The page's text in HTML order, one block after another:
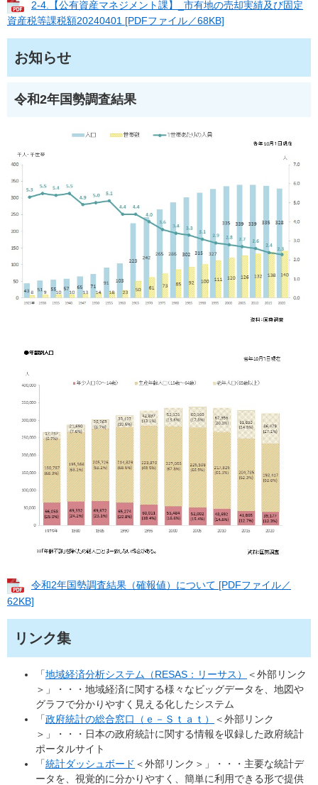
2-4.【公有資産マネジメント課】_市有地の売却実績及び固定
資産税等課税額20240401 [PDFファイル／68KB]
お知らせ
令和2年国勢調査結果
令和2年国勢調査結果（確報値）について [PDFファイル／
62KB]
リンク集
「地域経済分析システム（RESAS：リーサス）
＜外部リンク
＞ 」・・・地域経済に関する様々なビッグデータを、地図や
グラフで分かりやすく見える化したシステム
「政府統計の総合窓口（ｅ－Ｓｔａｔ）
＜外部リンク
＞ 」・・・日本の政府統計に関する情報を収録した政府統計
ポータルサイト
「統計ダッシュボード ＜外部リンク＞ 」・・・主要な統計デ
ータを、視覚的に分かりやすく、簡単に利用できる形で提供